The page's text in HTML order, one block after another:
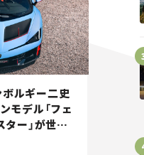
ルギー二史
モデル「フェ
ター」が世界